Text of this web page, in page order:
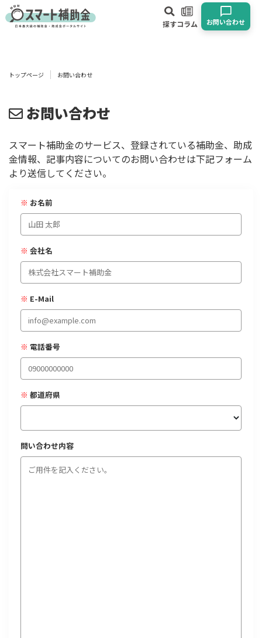
探すコラム お問い合わせ
団体
エリア
業種
建設･不動産業
宿泊･旅館業
使い道
経営改善・経営強化 販路拡大
IT導入
人材採用・雇用
起業・創業
事業承継 災害・被災者支援
コロナ関連
環境・省エネ
テレワーク
トップページ お問い合わせ
お問い合わせ
スマート補助金のサービス、登録されている補助金、助成
金情報、記事内容についてのお問い合わせは下記フォーム
より送信してください。
※ お名前
※ 会社名
※ E-Mail
※ 電話番号
※ 都道府県
問い合わせ内容